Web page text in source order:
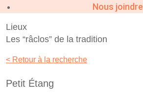
Nous joindre
Lieux
Les “râclos” de la tradition
< Retour à la recherche
Petit Étang